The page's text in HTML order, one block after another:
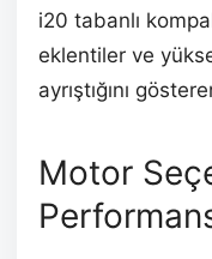
i20 tabanlı
eklentiler ve
ayrıştığını
Motor